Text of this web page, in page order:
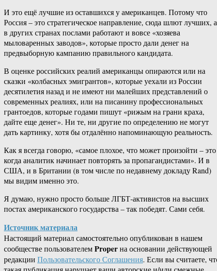
И это ещё лучшие из оставшихся у американцев. Потому что
Россия – это стратегическое направление, сюда шлют лучших, а
в других странах послами работают и вовсе «хозяева
мыловаренных заводов», которые просто дали денег на
предвыборную кампанию правильного кандидата.
В оценке российских реалий американцы опираются или на
сказки «колбасных эмигрантов», которые уехали из России
десятилетия назад и не имеют ни малейших представлений о
современных реалиях, или на писанину профессиональных
грантоедов, которые годами пишут «рижым на грани краха,
дайте еще денег». Ни те, ни другие по определению не могут
дать картинку, хотя бы отдалённо напоминающую реальность.
Как я всегда говорю, «самое плохое, что может произойти – это
когда аналитик начинает повторять за пропагандистами». И в
США, и в Британии (в том числе по недавнему докладу Rand)
мы видим именно это.
Я думаю, нужно просто больше ЛГБТ-активистов на высших
постах американского государства – так победят. Сами себя.
Источник материала
Настоящий материал самостоятельно опубликован в нашем
сообществе пользователемProperна основании действующей
редакции Пользовательского Соглашения. Если вы считаете,